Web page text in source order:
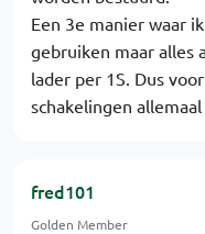
Een 3e manier waar
gebruiken maar alles
lader per 1S. Dus
schakelingen
fred101
Golden Member